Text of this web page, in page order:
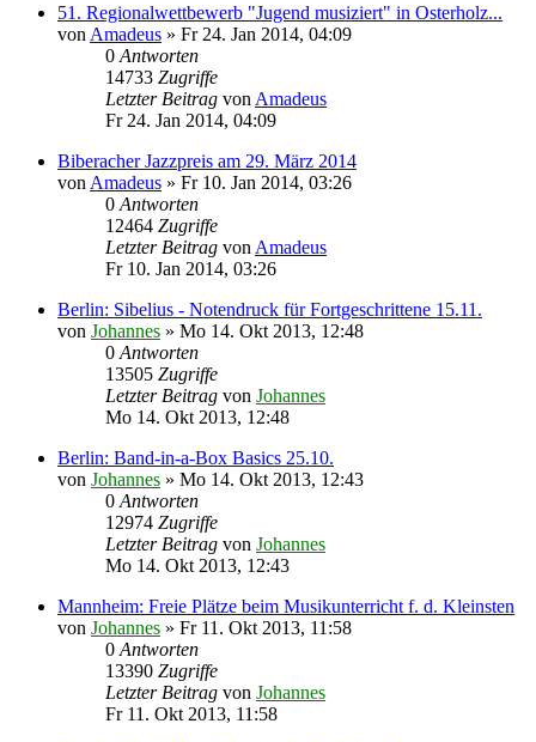
51. Regionalwettbewerb "Jugend musiziert" in Osterholz...
von Amadeus » Fr 24. Jan 2014, 04:09
0 Antworten
14733 Zugriffe
Letzter Beitrag von Amadeus
Fr 24. Jan 2014, 04:09
Biberacher Jazzpreis am 29. März 2014
von Amadeus » Fr 10. Jan 2014, 03:26
0 Antworten
12464 Zugriffe
Letzter Beitrag von Amadeus
Fr 10. Jan 2014, 03:26
Berlin: Sibelius - Notendruck für Fortgeschrittene 15.11.
von Johannes » Mo 14. Okt 2013, 12:48
0 Antworten
13505 Zugriffe
Letzter Beitrag von Johannes
Mo 14. Okt 2013, 12:48
Berlin: Band-in-a-Box Basics 25.10.
von Johannes » Mo 14. Okt 2013, 12:43
0 Antworten
12974 Zugriffe
Letzter Beitrag von Johannes
Mo 14. Okt 2013, 12:43
Mannheim: Freie Plätze beim Musikunterricht f. d. Kleinsten
von Johannes » Fr 11. Okt 2013, 11:58
0 Antworten
13390 Zugriffe
Letzter Beitrag von Johannes
Fr 11. Okt 2013, 11:58